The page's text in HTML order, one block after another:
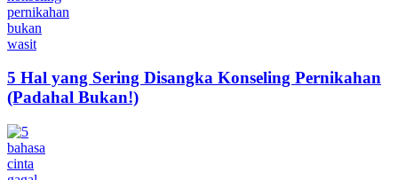
5 Hal yang Sering Disangka Konseling Pernikahan
(Padahal Bukan!)